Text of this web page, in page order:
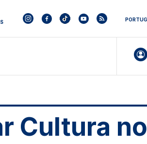
Cultura no